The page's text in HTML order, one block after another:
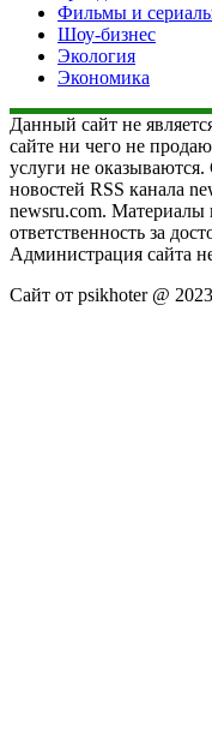
Фильмы и
Шоу-бизнес
Экология
Экономика
Данный сайт не
сайте ни чего не
услуги не оказываются.
новостей RSS канала
newsru.com. Материалы
ответственность за
Администрация сайта
Сайт от psikhoter @ 2023